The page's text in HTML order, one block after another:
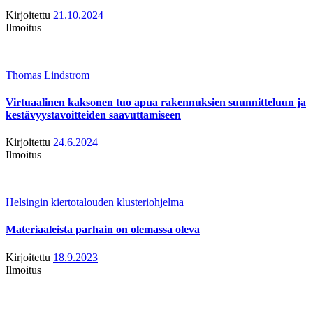
Kirjoitettu 21.10.2024
Ilmoitus
Thomas Lindstrom
Virtuaalinen kaksonen tuo apua rakennuksien suunnitteluun ja
kestävyystavoitteiden saavuttamiseen
Kirjoitettu 24.6.2024
Ilmoitus
Helsingin kiertotalouden klusteriohjelma
Materiaaleista parhain on olemassa oleva
Kirjoitettu 18.9.2023
Ilmoitus